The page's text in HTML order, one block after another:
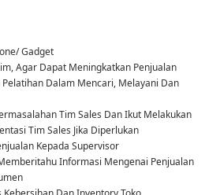
Gadget
Agar Dapat Meningkatkan Penjualan
Dalam Mencari, Melayani Dan
Tim Sales Dan Ikut Melakukan
Tim Sales Jika Diperlukan
Kepada Supervisor
Informasi Mengenai Penjualan